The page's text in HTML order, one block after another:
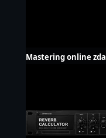
Mastering online